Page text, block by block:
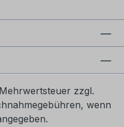
zzgl.
wenn